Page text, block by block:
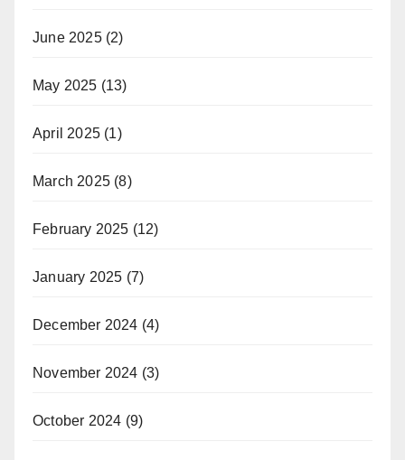
June 2025(2)
May 2025 (13)
April 2025 (1)
March 2025 (8)
February 2025 (12)
January 2025 (7)
December 2024 (4)
November 2024 (3)
October 2024 (9)